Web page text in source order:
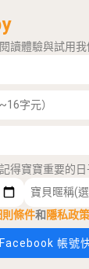
讀體驗與試用我
得寶寶重要的日
則條件和隱私政策
Facebook 帳號